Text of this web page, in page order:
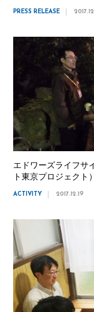
PRESS RELEASE
エドワーズライフサ
ト東京プロジェクト）
ACTIVITY 2017.12.19